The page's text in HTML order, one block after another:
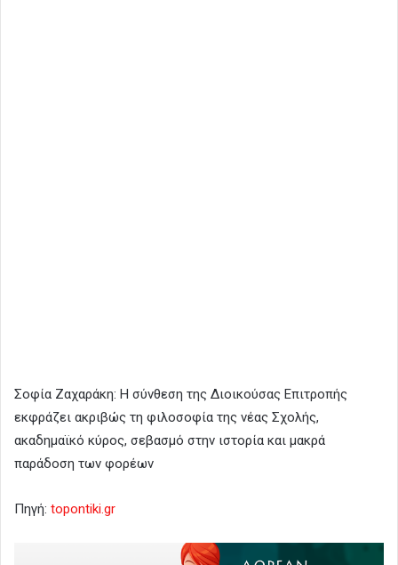
Σοφία Ζαχαράκη: Η σύνθεση της Διοικούσας Επιτροπής
εκφράζει ακριβώς τη φιλοσοφία της νέας Σχολής,
ακαδημαϊκό κύρος, σεβασμό στην ιστορία και μακρά
παράδοση των φορέων
Πηγή: topontiki.gr